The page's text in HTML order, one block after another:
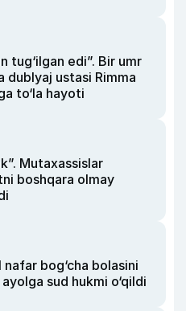
tug‘ilgan edi”. Bir umr
dublyaj ustasi Rimma
to‘la hayoti
Mutaxassislar
boshqara olmay
nafar bog‘cha bolasini
sud hukmi o‘qildi